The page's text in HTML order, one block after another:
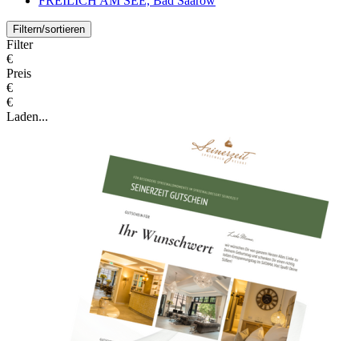
Filtern/sortieren
Filter
€
Preis
€
€
Laden...